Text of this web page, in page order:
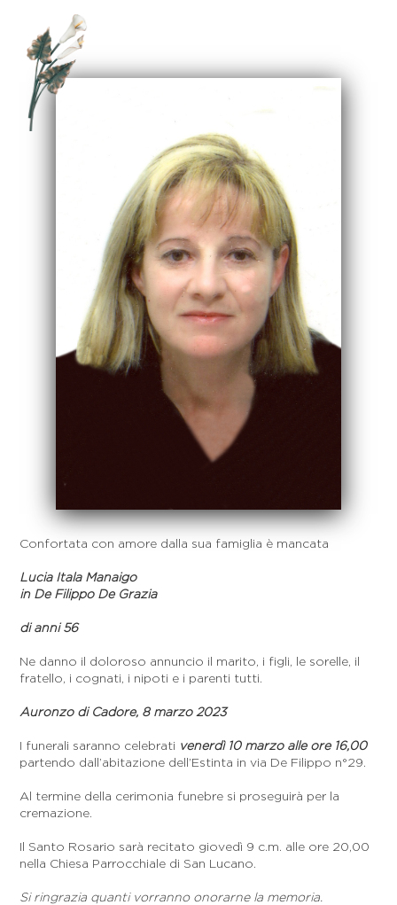
Confortata con amore dalla sua famiglia è mancata
Lucia Itala Manaigo
in De Filippo De Grazia
di anni 56
Ne danno il doloroso annuncio il marito, i figli, le sorelle, il
fratello, i cognati, i nipoti e i parenti tutti.
Auronzo di Cadore, 8 marzo 2023
I funerali saranno celebrati venerdì 10 marzo alle ore 16,00
partendo dall’abitazione dell’Estinta in via De Filippo n°29.
Al termine della cerimonia funebre si proseguirà per la
cremazione.
Il Santo Rosario sarà recitato giovedì 9 c.m. alle ore 20,00
nella Chiesa Parrocchiale di San Lucano.
Si ringrazia quanti vorranno onorarne la memoria.